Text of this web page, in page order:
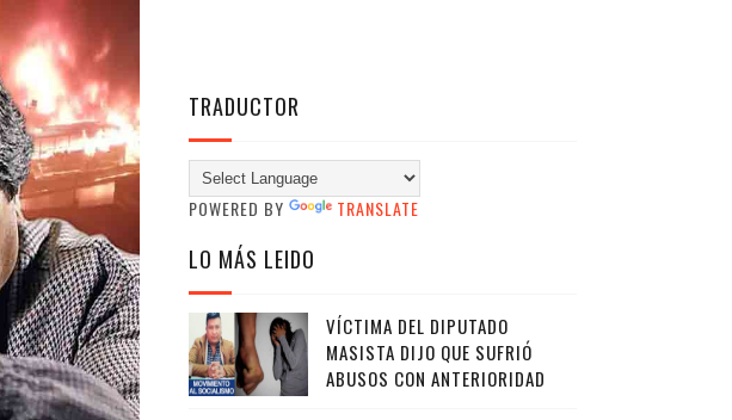
TRADUCTOR
POWERED BY TRANSLATE
LO MÁS LEIDO
VÍCTIMA DEL DIPUTADO
MASISTA DIJO QUE SUFRIÓ
ABUSOS CON ANTERIORIDAD